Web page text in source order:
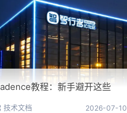
教程：新手避开这些
技术文档 2026-07-10